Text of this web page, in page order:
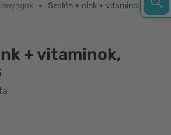
Szelén + cink + vitaminok, immunítás
+ vitaminok,